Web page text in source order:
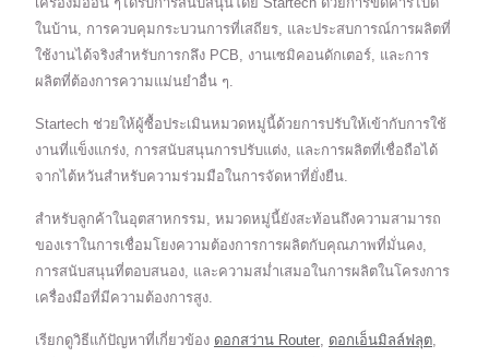
ในบ้าน, การควบคุมกระบวนการที่เสถียร, และประสบการณ์การผลิตที่
ใช้งานได้จริงสำหรับการกลึง PCB, งานเซมิคอนดักเตอร์, และการ
ผลิตที่ต้องการความแม่นยำอื่น ๆ.
Startech ช่วยให้ผู้ซื้อประเมินหมวดหมู่นี้ด้วยการปรับให้เข้ากับการใช้
งานที่แข็งแกร่ง, การสนับสนุนการปรับแต่ง, และการผลิตที่เชื่อถือได้
จากไต้หวันสำหรับความร่วมมือในการจัดหาที่ยั่งยืน.
สำหรับลูกค้าในอุตสาหกรรม, หมวดหมู่นี้ยังสะท้อนถึงความสามารถ
ของเราในการเชื่อมโยงความต้องการการผลิตกับคุณภาพที่มั่นคง,
การสนับสนุนที่ตอบสนอง, และความสม่ำเสมอในการผลิตในโครงการ
เครื่องมือที่มีความต้องการสูง.
เรียกดูวิธีแก้ปัญหาที่เกี่ยวข้อง ดอกสว่าน Router, ดอกเอ็นมิลล์ฟลุต,